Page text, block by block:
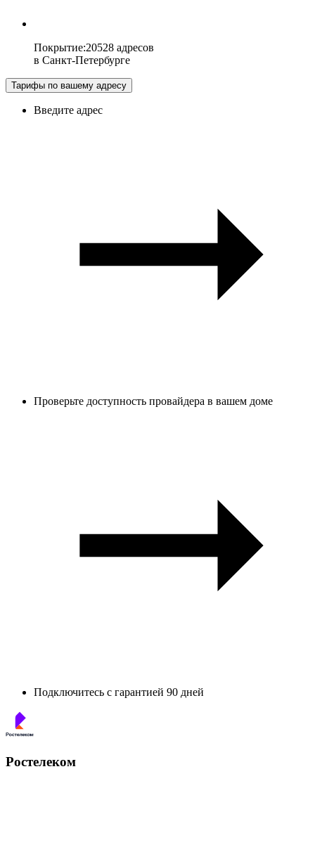
Покрытие:20528 адресов
в Санкт-Петербурге
Тарифы по вашему адресу
Введите адрес
Проверьте доступность провайдера в вашем доме
Подключитесь с гарантией 90 дней
Ростелеком